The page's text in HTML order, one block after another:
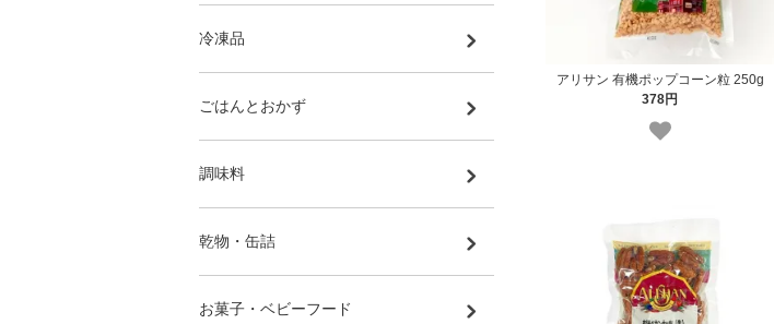
アリサン 有機ポップコーン粒 250g
378円
冷凍品
ごはんとおかず
調味料
乾物・缶詰
お菓子・ベビーフード